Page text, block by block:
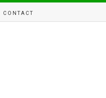
CONTACT